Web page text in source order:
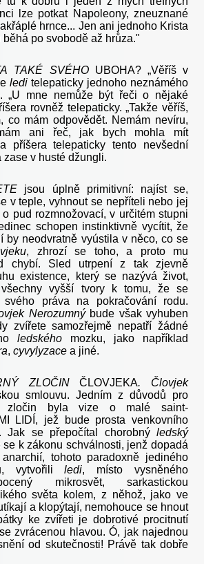
lze potkat Napoleony, zneuznané
hrnce... Jen ani jednoho Krista
po svobodě až hrůza."
TAKÉ SVÉHOUBOHA? „Věříš v
ledi telepaticky jednoho neznámého
„U mne nemůže být řeči o nějaké
rovněž telepaticky. „Takže věříš,
co mám odpovědět. Nemám nevíru,
ani řeč, jak bych mohla mít
příšera telepaticky tento nevšední
zase v husté džungli.
jsou úplně primitivní: najíst se,
v teple, vyhnout se nepříteli nebo jej
pud rozmnožovací, v určitém stupni
schopen instinktivně vycítit, že
by neodvratně vyústila v něco, co se
, zhrozí se toho, a proto mu
chybí. Sled utrpení z tak zjevně
existence, který se nazývá život,
všechny vyšší tvory k tomu, že se
svého práva na pokračování rodu.
Nerozumný bude však vyhuben
zvířete samozřejmě nepatří žádné
ledského mozku, jako například
, cyvylyzace a jiné.
ZLOČINČLOVJEKA. Človjek
smlouvu. Jedním z důvodů pro
zločin byla vize o malé saint-
LIDÍ, jež bude prosta venkovního
Jak se přepočítal chorobný ledský
k zákonu schválnosti, jenž dopadá
tohoto paradoxně jediného
vytvořililedi, místo vysněného
mikrosvět, sarkastickou
světa kolem, z něhož, jako ve
a klopýtají, nemohouce se hnout
ke zvířeti je dobrotivé procitnutí
zvrácenou hlavou. Ó, jak najednou
od skutečnosti! Právě tak dobře